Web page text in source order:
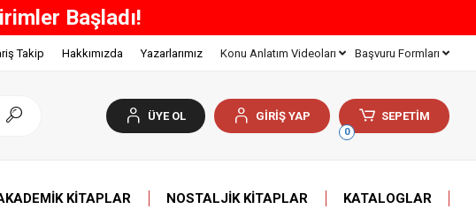
KARGO!
Takip Hakkımızda Yazarlarımız Konu Anlatım Videoları Başvuru Formları
ÜYE OL GİRİŞ YAP
0
SEPETİM
KITAPLAR NOSTALJIK KITAPLAR KATALOGLAR